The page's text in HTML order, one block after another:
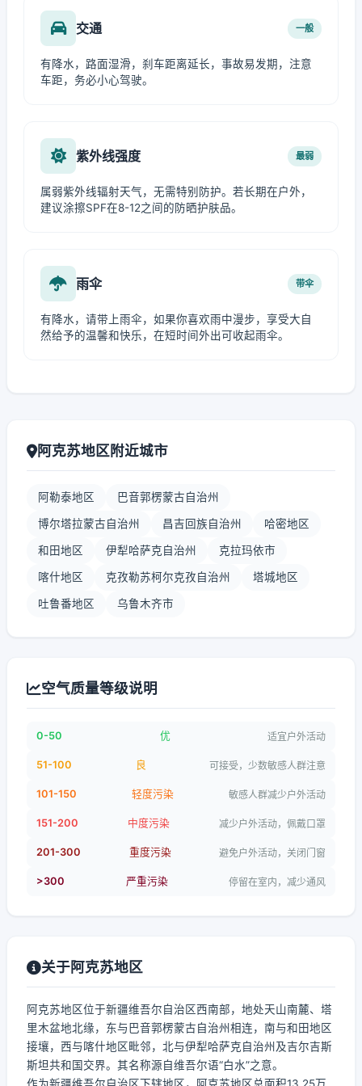
交通 一般
有降水，路面湿滑，刹车距离延长，事故易发期，注意
车距，务必小心驾驶。
紫外线强度 最弱
属弱紫外线辐射天气，无需特别防护。若长期在户外，
建议涂擦SPF在8-12之间的防晒护肤品。
雨伞 带伞
有降水，请带上雨伞，如果你喜欢雨中漫步，享受大自
然给予的温馨和快乐，在短时间外出可收起雨伞。
阿克苏地区附近城市
阿勒泰地区 巴音郭楞蒙古自治州
博尔塔拉蒙古自治州 昌吉回族自治州 哈密地区
和田地区 伊犁哈萨克自治州 克拉玛依市
喀什地区 克孜勒苏柯尔克孜自治州 塔城地区
吐鲁番地区 乌鲁木齐市
空气质量等级说明
0-50 优 适宜户外活动
51-100 良 可接受，少数敏感人群注意
101-150 轻度污染 敏感人群减少户外活动
151-200 中度污染 减少户外活动，佩戴口罩
201-300 重度污染 避免户外活动，关闭门窗
>300 严重污染 停留在室内，减少通风
关于阿克苏地区
阿克苏地区位于新疆维吾尔自治区西南部，地处天山南麓、塔
里木盆地北缘，东与巴音郭楞蒙古自治州相连，南与和田地区
接壤，西与喀什地区毗邻，北与伊犁哈萨克自治州及吉尔吉斯
斯坦共和国交界。其名称源自维吾尔语“白水”之意。